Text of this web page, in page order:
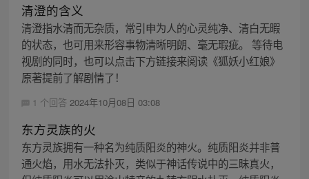
清澄的含义
清澄指水清而无杂质，常引申为人的心灵纯净、清白无暇
的状态，也可用来形容事物清晰明朗、毫无瑕疵。 等待电
视剧的同时，也可以点击下方链接来阅读《狐妖小红娘》
原著提前了解剧情了！
1 个回答 2024年10月08日 03:08
东方灵族的火
东方灵族拥有一种名为纯质阳炎的神火。纯质阳炎并非普
通火焰，用水无法扑灭，类似于神话传说中的三昧真火，